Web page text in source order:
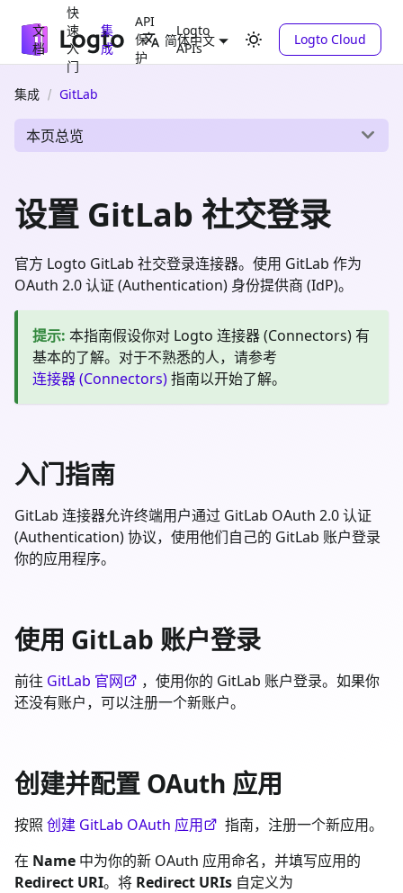
文
档
快
速
入
门
集
成
API
保
护
Logto
APIs
简体中文 Logto Cloud
集成 GitLab
本页总览
设置 GitLab 社交登录
官方 Logto GitLab 社交登录连接器。使用 GitLab 作为
OAuth 2.0 认证 (Authentication) 身份提供商 (IdP)。
提示: 本指南假设你对 Logto 连接器 (Connectors) 有
基本的了解。对于不熟悉的人，请参考
连接器 (Connectors)指南以开始了解。
入门指南
GitLab 连接器允许终端用户通过 GitLab OAuth 2.0 认证
(Authentication) 协议，使用他们自己的 GitLab 账户登录
你的应用程序。
使用 GitLab 账户登录
前往 GitLab 官网
，使用你的 GitLab 账户登录。如果你
还没有账户，可以注册一个新账户。
创建并配置 OAuth 应用
按照 创建 GitLab OAuth 应用
指南，注册一个新应用。
在 Name 中为你的新 OAuth 应用命名，并填写应用的
Redirect URI。将 Redirect URIs 自定义为